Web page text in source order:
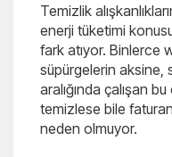
Temizlik
enerji tüketimi
fark atıyor. Binlerce
süpürgelerin
aralığında çalışan
temizlese bile
neden olmuyor.